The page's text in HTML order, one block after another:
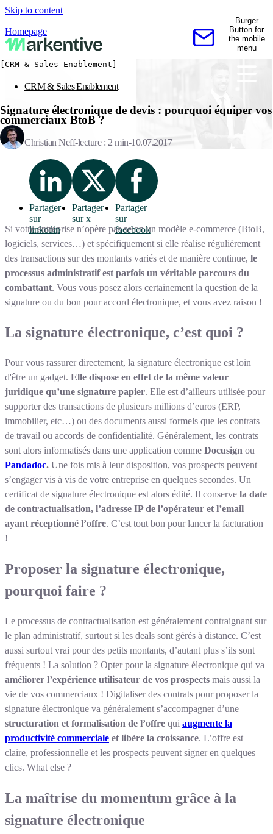
Skip to content
Homepage
Contactez-nous
Burger
Button for
the mobile
menu
[CRM & Sales Enablement]
CRM & Sales Enablement
Signature électronique de devis : pourquoi équiper vos
commerciaux BtoB ?
Christian Neff lecture : 2 min 10.07.2017
Partager
sur
linkedin
Partager
sur x
Partager
sur
facebook
Si votre entreprise n’opère pas selon un modèle e-commerce (BtoB,
logiciels, services…) et spécifiquement si elle réalise régulièrement
des transactions sur des montants variés et de manière continue, le
processus administratif est parfois un véritable parcours du
combattant. Vous vous posez alors certainement la question de la
signature ou du bon pour accord électronique, et vous avez raison !
La signature électronique, c’est quoi ?
Pour vous rassurer directement, la signature électronique est loin
d'être un gadget. Elle dispose en effet de la même valeur
juridique qu’une signature papier. Elle est d’ailleurs utilisée pour
supporter des transactions de plusieurs millions d’euros (ERP,
immobilier, etc…) ou des documents aussi formels que les contrats
de travail ou accords de confidentialité. Généralement, les contrats
sont alors informatisés dans une application comme Docusign ou
Pandadoc. Une fois mis à leur disposition, vos prospects peuvent
s’engager vis à vis de votre entreprise en quelques secondes. Un
certificat de signature électronique est alors édité. Il conserve la date
de contractualisation, l’adresse IP de l’opérateur et l’email
ayant réceptionné l’offre. C’est tout bon pour lancer la facturation
!
Proposer la signature électronique,
pourquoi faire ?
Le processus de contractualisation est généralement contraignant sur
le plan administratif, surtout si les deals sont gérés à distance. C’est
aussi surtout vrai pour des petits montants, d’autant plus s’ils sont
fréquents ! La solution ? Opter pour la signature électronique qui va
améliorer l’expérience utilisateur de vos prospects mais aussi la
vie de vos commerciaux ! Digitaliser des contrats pour proposer la
signature électronique va généralement s’accompagner d’une
structuration et formalisation de l’offre qui augmente la
productivité commerciale et libère la croissance. L’offre est
claire, professionnelle et les prospects peuvent signer en quelques
clics. What else ?
La maîtrise du momentum grâce à la
signature électronique